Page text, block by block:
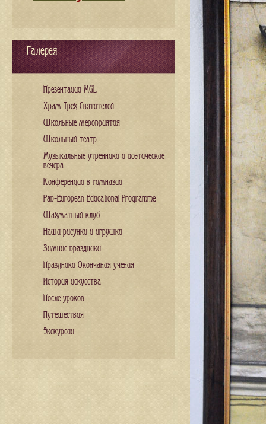
Галерея
Презентации MGL
Храм Трех Святителей
Школьные мероприятия
Школьный театр
Музыкальные утренники и поэтические
вечера
Конференции в гимназии
Pan-European Educational Programme
Шахматный клуб
Наши рисунки и игрушки
Зимние праздники
Праздники Окончания учения
История искусства
После уроков
Путешествия
Экскурсии